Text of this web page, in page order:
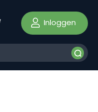
Inloggen